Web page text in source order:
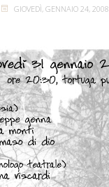
GIOVEDÌ, GENNAIO 24, 2008